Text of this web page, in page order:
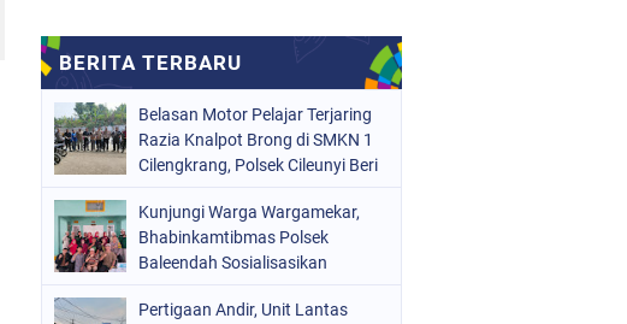
Belasan Motor Pelajar Terjaring
Razia Knalpot Brong di SMKN 1
Cilengkrang, Polsek Cileunyi Beri
Keselamatan Berkendara
Kunjungi Warga Wargamekar,
Bhabinkamtibmas Polsek
Baleendah Sosialisasikan
Pertigaan Andir, Unit Lantas